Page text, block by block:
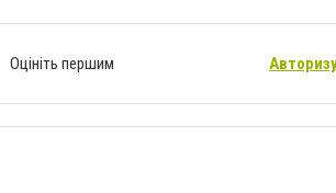
Оцініть першим